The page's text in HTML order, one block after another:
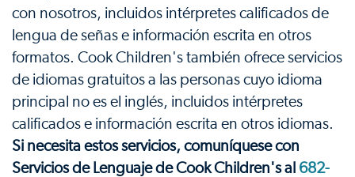
con nosotros, incluidos intérpretes calificados de
lengua de señas e información escrita en otros
formatos. Cook Children's también ofrece servicios
de idiomas gratuitos a las personas cuyo idioma
principal no es el inglés, incluidos intérpretes
calificados e información escrita en otros idiomas.
Si necesita estos servicios, comuníquese con
Servicios de Lenguaje de Cook Children's al 682-